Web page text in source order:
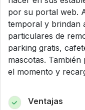
por su portal web.
temporal y brindan
particulares de
parking gratis,
mascotas.
el momento y
Ventajas